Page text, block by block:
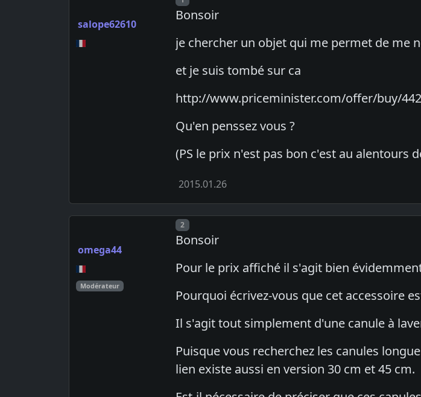
salope62610
Bonsoir
je chercher un objet qui me permet de me
et je suis tombé sur ca
http://www.priceminister.com/offer/buy/
Qu'en penssez vous ?
(PS le prix n'est pas bon c'est au alentours
2015.01.26
omega44
Modérateur
Post number
2
Bonsoir
Pour le prix affiché il s'agit bien
Pourquoi écrivez-vous que cet accessoire
Il s'agit tout simplement d'une canule à
Puisque vous recherchez les canules
lien existe aussi en version 30 cm et 45 cm.